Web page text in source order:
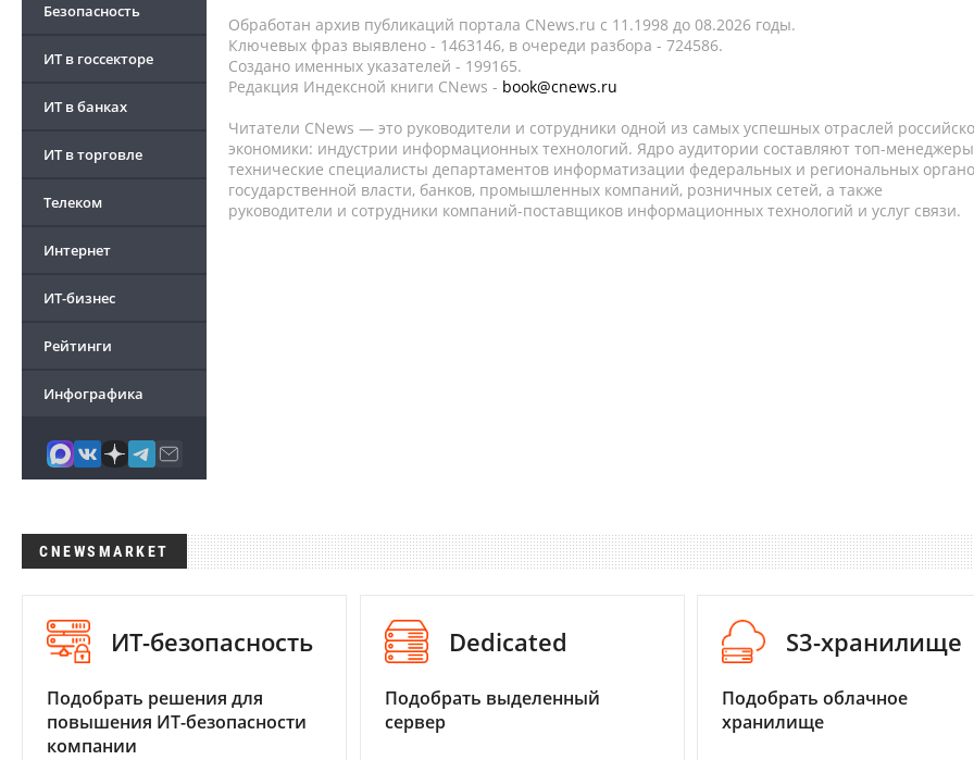
Безопасность
ИТ в госсекторе
ИТ в банках
ИТ в торговле
Телеком
Интернет
ИТ-бизнес
Рейтинги
Инфографика
Обработан архив публикаций портала CNews.ru c 11.1998 до 08.2026 годы.
Ключевых фраз выявлено - 1463146, в очереди разбора - 724586.
Создано именных указателей - 199165.
Редакция Индексной книги CNews - book@cnews.ru
Читатели CNews — это руководители и сотрудники одной из самых успешных отраслей
экономики: индустрии информационных технологий. Ядро аудитории составляют топ-
технические специалисты департаментов информатизации федеральных и региональных
государственной власти, банков, промышленных компаний, розничных сетей, а также
руководители и сотрудники компаний-поставщиков информационных технологий и услуг связи.
CNEWSMARKET
ИТ-безопасность
Подобрать решения для
повышения ИТ-безопасности
компании
Dedicated
Подобрать выделенный
сервер
S3-хранилище
Подобрать облачное
хранилище